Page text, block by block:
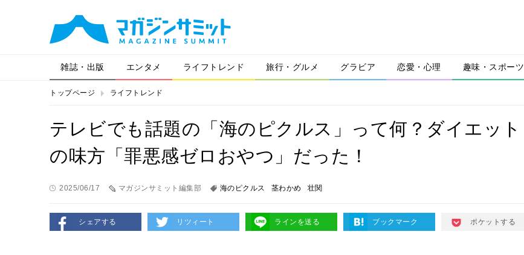
雑誌・出版 エンタメ ライフトレンド 旅行・グルメ グラビア 恋愛・心理 趣味・スポーツ
トップページ ライフトレンド
テレビでも話題の「海のピクルス」って何？ダイエット
の味方「罪悪感ゼロおやつ」だった！
2025/06/17 マガジンサミット編集部 海のピクルス 茎わかめ 壮関
シェアする リツィート ラインを送る ブックマーク ポケットする